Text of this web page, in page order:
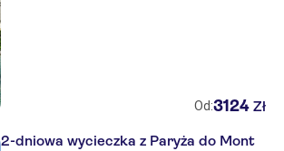
Od:3124 Zł
2-dniowa wycieczka z Paryża do Mont